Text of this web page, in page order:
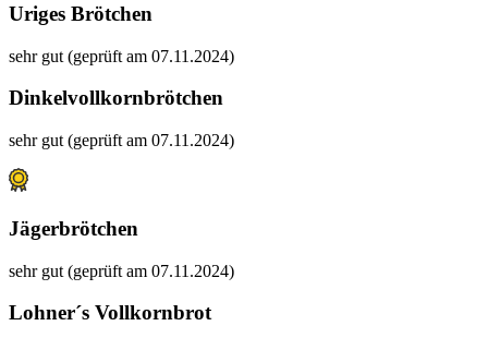
Uriges Brötchen
sehr gut (geprüft am 07.11.2024)
Dinkelvollkornbrötchen
sehr gut (geprüft am 07.11.2024)
Jägerbrötchen
sehr gut (geprüft am 07.11.2024)
Lohner´s Vollkornbrot